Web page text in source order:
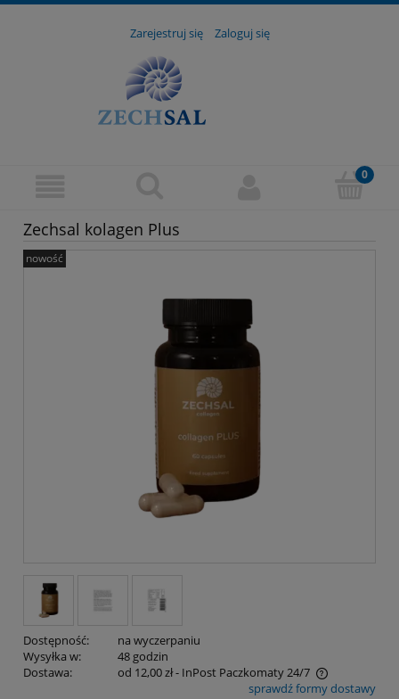
Zarejestruj się Zaloguj się
Zechsal kolagen Plus
nowość
Dostępność:
na wyczerpaniu
Wysyłka w:
48 godzin
Dostawa:
od 12,00 zł- InPost Paczkomaty 24/7
Cena nie zawiera ewentualnych kosztów płatnościsprawdź formy dostawy